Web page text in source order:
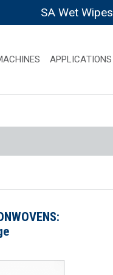
SA Wet Wipes
APPLICATIONS